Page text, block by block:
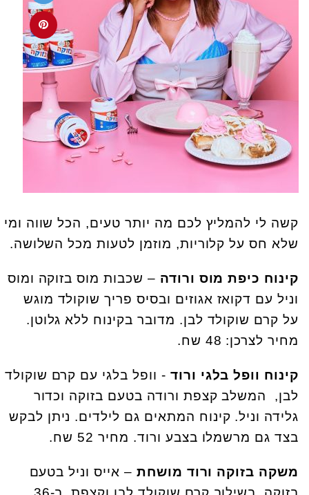
קשה לי להמליץ לכם מה יותר טעים, הכל שווה ומי
שלא חס על קלוריות, מוזמן לטעות מכל השלושה.
קינוח כיפת מוס ורודה – שכבות מוס בזוקה ומוס
וניל עם דקואז אגוזים ובסיס פריך שוקולד מוגש
על קרם שוקולד לבן. מדובר בקינוח ללא גלוטן.
מחיר לצרכן: 48 שח.
קינוח וופל בלגי ורוד - וופל בלגי עם קרם שוקולד
לבן, המשלב קצפת ורודה בטעם בזוקה וכדור
גלידה וניל. קינוח המתאים גם לילדים. ניתן לבקש
בצד גם מרשמלו בצבע ורוד. מחיר 52 שח.
משקה בזוקה ורוד מושחת – אייס וניל בטעם